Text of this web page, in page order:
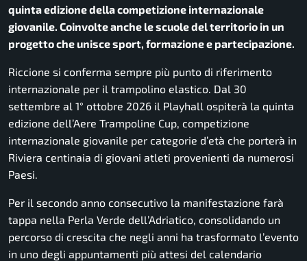
quinta edizione della competizione internazionale
giovanile. Coinvolte anche le scuole del territorio in un
progetto che unisce sport, formazione e partecipazione.
Riccione si conferma sempre più punto di riferimento
internazionale per il trampolino elastico. Dal 30
settembre al 1° ottobre 2026 il Playhall ospiterà la quinta
edizione dell’Aere Trampoline Cup, competizione
internazionale giovanile per categorie d’età che porterà in
Riviera centinaia di giovani atleti provenienti da numerosi
Paesi.
Per il secondo anno consecutivo la manifestazione farà
tappa nella Perla Verde dell’Adriatico, consolidando un
percorso di crescita che negli anni ha trasformato l’evento
in uno degli appuntamenti più attesi del calendario